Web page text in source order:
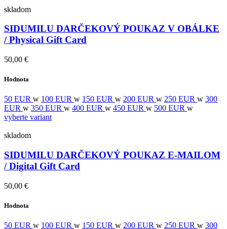
skladom
SIDUMILU DARČEKOVÝ POUKAZ V OBÁLKE
/ Physical Gift Card
50,00 €
Hodnota
50 EUR w 100 EUR w 150 EUR w 200 EUR w 250 EUR w 300
EUR w 350 EUR w 400 EUR w 450 EUR w 500 EUR w
vyberte variant
skladom
SIDUMILU DARČEKOVÝ POUKAZ E-MAILOM
/ Digital Gift Card
50,00 €
Hodnota
50 EUR w 100 EUR w 150 EUR w 200 EUR w 250 EUR w 300